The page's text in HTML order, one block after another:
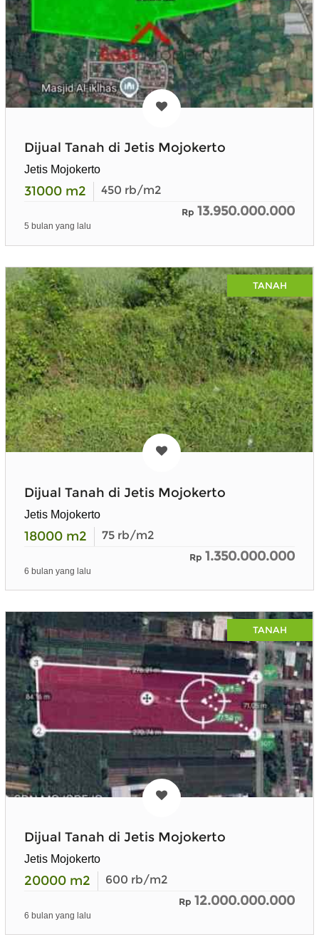
Dijual Tanah di Jetis Mojokerto
Jetis Mojokerto
31000 m2 450 rb/m2
Rp 13.950.000.000
5 bulan yang lalu
TANAH
Dijual Tanah di Jetis Mojokerto
Jetis Mojokerto
18000 m2 75 rb/m2
Rp 1.350.000.000
6 bulan yang lalu
TANAH
Dijual Tanah di Jetis Mojokerto
Jetis Mojokerto
20000 m2 600 rb/m2
Rp 12.000.000.000
6 bulan yang lalu